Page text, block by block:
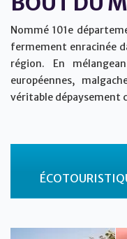
Nommé 101e
fermement enracinée
région. En
européennes,
véritable dépaysement